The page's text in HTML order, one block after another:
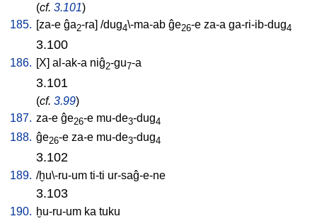
(cf. 3.101)
185. [za-e ĝa2-ra] /dug4\-ma-ab ĝe26-e za-a ga-ri-ib-dug4
3.100
186. [X] al-ak-a niĝ2-gu7-a
3.101
(cf. 3.99)
187. za-e ĝe26-e mu-de3-dug4
188. ĝe26-e za-e mu-de3-dug4
3.102
189. /ḫu\-ru-um ti-ti ur-saĝ-e-ne
3.103
190. ḫu-ru-um ka tuku